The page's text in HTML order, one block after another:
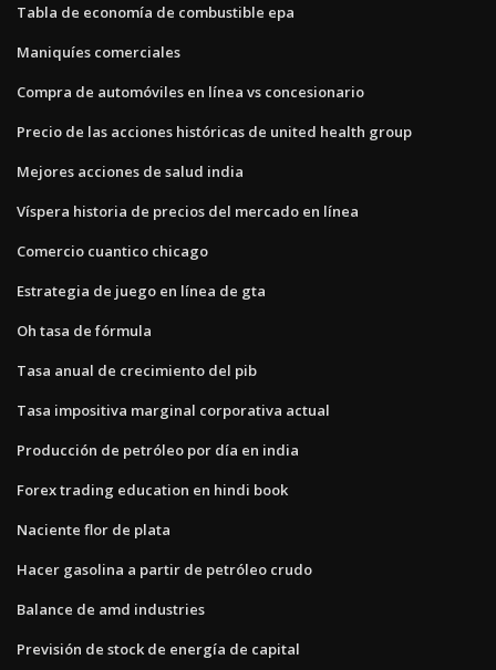
Tabla de economía de combustible epa
Maniquíes comerciales
Compra de automóviles en línea vs concesionario
Precio de las acciones históricas de united health group
Mejores acciones de salud india
Víspera historia de precios del mercado en línea
Comercio cuantico chicago
Estrategia de juego en línea de gta
Oh tasa de fórmula
Tasa anual de crecimiento del pib
Tasa impositiva marginal corporativa actual
Producción de petróleo por día en india
Forex trading education en hindi book
Naciente flor de plata
Hacer gasolina a partir de petróleo crudo
Balance de amd industries
Previsión de stock de energía de capital